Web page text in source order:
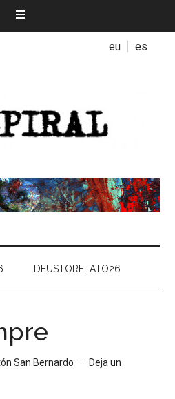
eu es
DEUSTORELATO26
San Bernardo
Deja un